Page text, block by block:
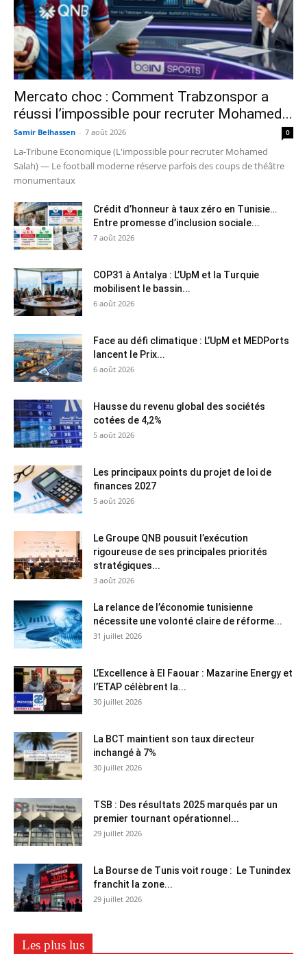
Mercato choc : Comment Trabzonspor a
réussi l’impossible pour recruter Mohamed...
Samir Belhassen - 7 août 2026 0
La-Tribune Economique (L'impossible pour recruter Mohamed
Salah) — Le football moderne réserve parfois des coups de théâtre
monumentaux
Crédit d’honneur à taux zéro en Tunisie…
Entre promesse d’inclusion sociale...
7 août 2026
COP31 à Antalya : L’UpM et la Turquie
mobilisent le bassin...
6 août 2026
Face au défi climatique : L’UpM et MEDPorts
lancent le Prix...
6 août 2026
Hausse du revenu global des sociétés
cotées de 4,2%
5 août 2026
Les principaux points du projet de loi de
finances 2027
5 août 2026
Le Groupe QNB pousuit l’exécution
rigoureuse de ses principales priorités
stratégiques...
3 août 2026
La relance de l’économie tunisienne
nécessite une volonté claire de réforme...
31 juillet 2026
L’Excellence à El Faouar : Mazarine Energy et
l’ETAP célèbrent la...
30 juillet 2026
La BCT maintient son taux directeur
inchangé à 7%
30 juillet 2026
TSB : Des résultats 2025 marqués par un
premier tournant opérationnel...
29 juillet 2026
La Bourse de Tunis voit rouge : Le Tunindex
franchit la zone...
29 juillet 2026
Les plus lus